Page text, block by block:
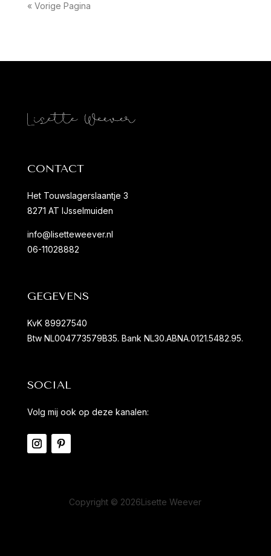
« Vorige Pagina
CONTACT
Het Touwslagerslaantje 3
8271 AT IJsselmuiden
info@lisetteweever.nl
06-11028882
GEGEVENS
KvK 89927540
Btw NL004773579B35. Bank NL30.ABNA.0121.5482.95.
SOCIAL
Volg mij ook op deze kanalen:
Copyright © 2026Lisette Weever